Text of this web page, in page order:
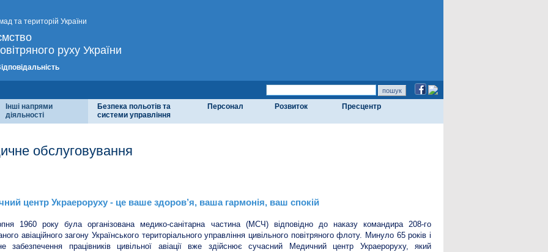
та територій України
руху України
Інші напрями
діяльності
Безпека польотів та
системи управління
Персонал Розвиток Пресцентр
обслуговування
центр Украероруху - це ваше здоров’я, ваша гармонія, ваш спокій
1960 року була організована медико-санітарна частина (МСЧ) відповідно до наказу командира 208-го
авіаційного загону Українського територіального управління цивільного повітряного флоту. Минуло 65 років і
забезпечення працівників цивільної авіації вже здійснює сучасний Медичний центр Украероруху, який